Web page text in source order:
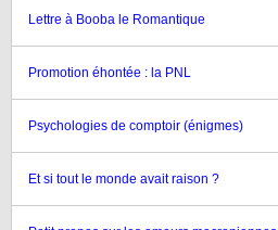
Lettre à Booba le Romantique
Promotion éhontée : la PNL
Psychologies de comptoir (énigmes)
Et si tout le monde avait raison ?